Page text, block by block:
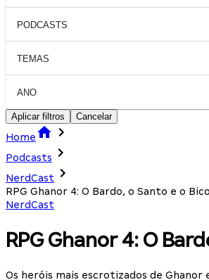
PODCASTS
TEMAS
ANO
Aplicar filtros Cancelar
Home
Podcasts
NerdCast
RPG Ghanor 4: O Bardo, o Santo e o
NerdCast
RPG Ghanor 4: O
Os heróis mais escrotizados de Ghanor